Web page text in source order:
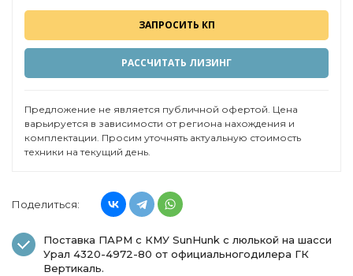
ЗАПРОСИТЬ КП
РАССЧИТАТЬ ЛИЗИНГ
Предложение не является публичной офертой. Цена
варьируется в зависимости от региона нахождения и
комплектации. Просим уточнять актуальную стоимость
техники на текущий день.
Поделиться:
Поставка ПАРМ с КМУ SunHunk с люлькой на шасси
Урал 4320-4972-80 от официальногодилера ГК
Вертикаль.